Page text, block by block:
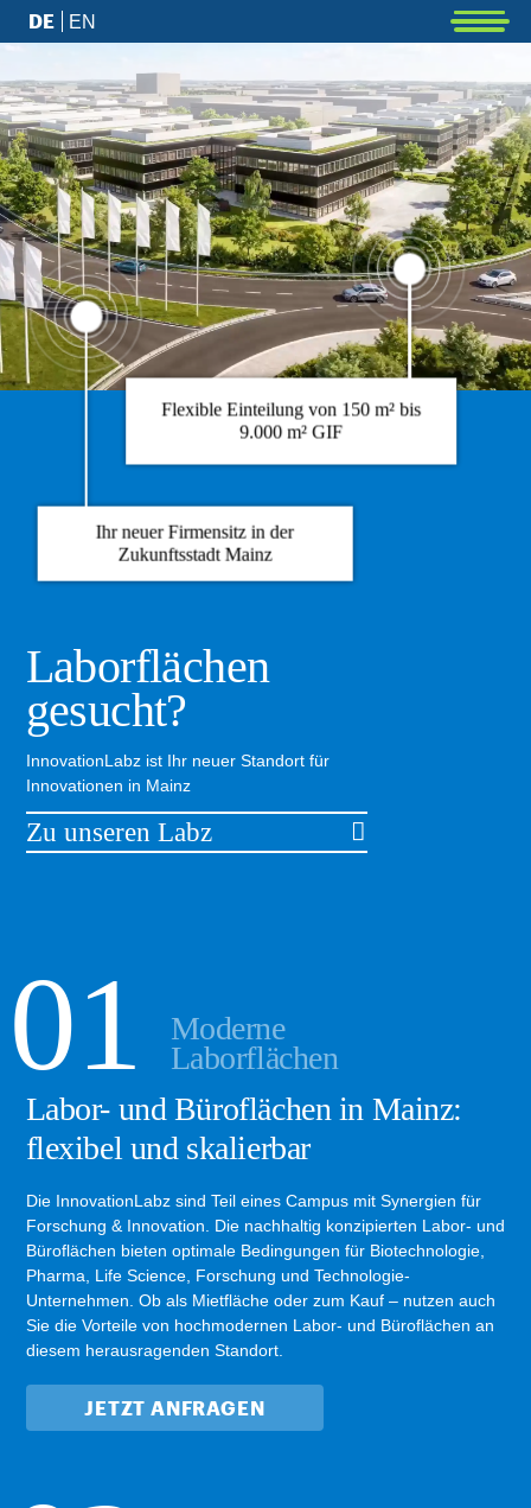
DE EN
Ihr neuer Firmensitz in der
Zukunftsstadt Mainz
Flexible Einteilung von 150 m² bis
9.000 m² GIF
Laborflächen
gesucht?
InnovationLabz ist Ihr neuer Standort für
Innovationen in Mainz
Zu unseren Labz
Moderne
Laborflächen
Labor- und Büroflächen in Mainz:
flexibel und skalierbar
Die InnovationLabz sind Teil eines Campus mit Synergien für
Forschung & Innovation. Die nachhaltig konzipierten Labor- und
Büroflächen bieten optimale Bedingungen für Biotechnologie,
Pharma, Life Science, Forschung und Technologie-
Unternehmen. Ob als Mietfläche oder zum Kauf – nutzen auch
Sie die Vorteile von hochmodernen Labor- und Büroflächen an
diesem herausragenden Standort.
JETZT ANFRAGEN